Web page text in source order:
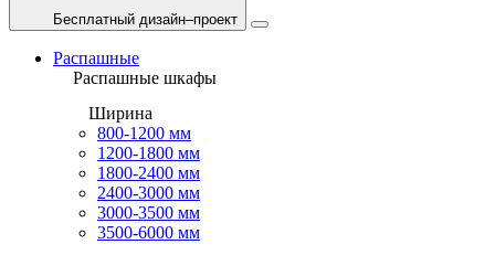
Бесплатный дизайн–проект
Распашные
Распашные шкафы
Ширина
800-1200 мм
1200-1800 мм
1800-2400 мм
2400-3000 мм
3000-3500 мм
3500-6000 мм